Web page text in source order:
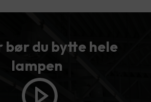
du bytte hele
lampen